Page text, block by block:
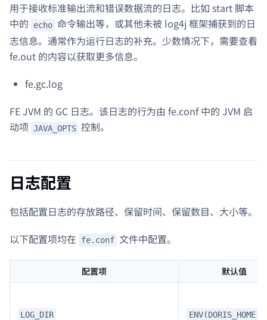
用于接收标准输出流和错误数据流的日志。比如 start 脚本
中的
echo 命令输出等，或其他未被 log4j 框架捕获到的日
志信息。通常作为运行日志的补充。少数情况下，需要查看
fe.out 的内容以获取更多信息。
fe.gc.log
FE JVM 的 GC 日志。该日志的行为由 fe.conf 中的 JVM 启
动项 JAVA_OPTS 控制。
日志配置
包括配置日志的存放路径、保留时间、保留数目、大小等。
以下配置项均在
fe.conf 文件中配置。
配置项 默认值
LOG_DIR